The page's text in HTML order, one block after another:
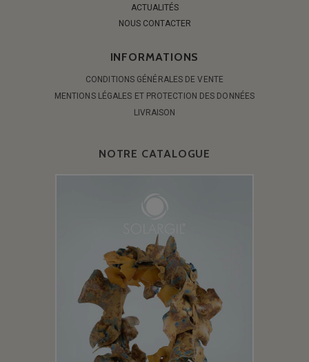
ACTUALITÉS
NOUS CONTACTER
INFORMATIONS
CONDITIONS GÉNÉRALES DE VENTE
MENTIONS LÉGALES ET PROTECTION DES DONNÉES
LIVRAISON
NOTRE CATALOGUE